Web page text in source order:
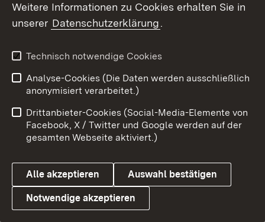
Städtetag Baden-Württemberg
Mehr
Weitere Informationen zu Cookies erhalten Sie in
unserer Datenschutzerklärung.
Technisch notwendige Cookies
Analyse-Cookies (Die Daten werden ausschließlich
anonymisiert verarbeitet.)
Drittanbieter-Cookies (Social-Media-Elemente von
Facebook, X / Twitter und Google werden auf der
gesamten Webseite aktiviert.)
Alle akzeptieren Auswahl bestätigen
Notwendige akzeptieren